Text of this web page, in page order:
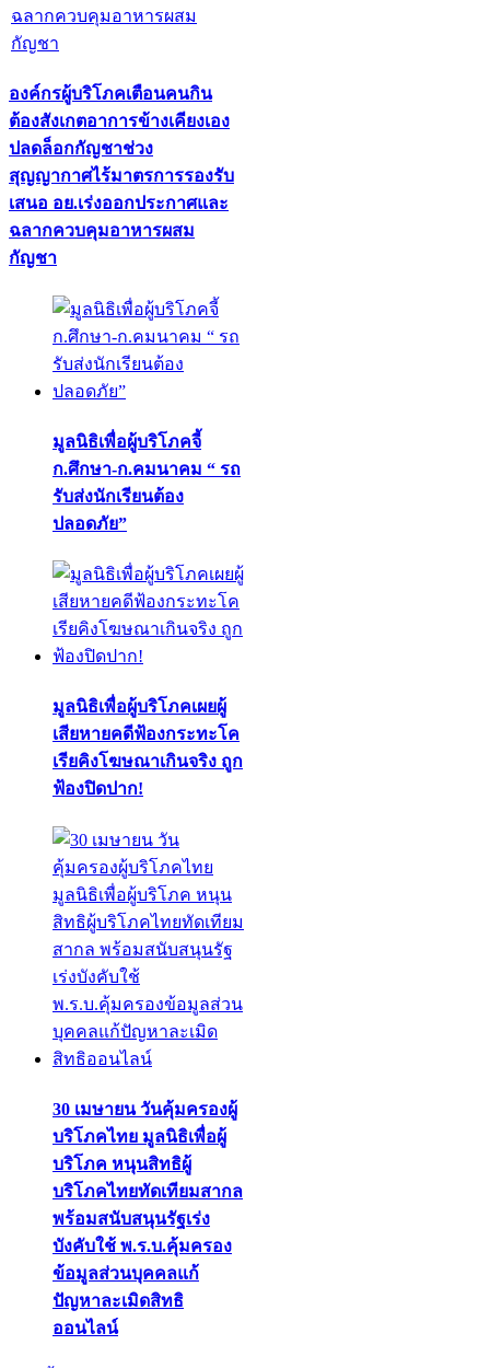
องค์กรผู้บริโภคเตือนคนกิน
ต้องสังเกตอาการข้างเคียงเอง
ปลดล็อกกัญชาช่วง
สุญญากาศไร้มาตรการรองรับ
เสนอ อย.เร่งออกประกาศและ
ฉลากควบคุมอาหารผสม
กัญชา
มูลนิธิเพื่อผู้บริโภคจี้
ก.ศึกษา-ก.คมนาคม “ รถ
รับส่งนักเรียนต้อง
ปลอดภัย”
มูลนิธิเพื่อผู้บริโภคเผยผู้
เสียหายคดีฟ้องกระทะโค
เรียคิงโฆษณาเกินจริง ถูก
ฟ้องปิดปาก!
30 เมษายน วันคุ้มครองผู้
บริโภคไทย มูลนิธิเพื่อผู้
บริโภค หนุนสิทธิผู้
บริโภคไทยทัดเทียมสากล
พร้อมสนับสนุนรัฐเร่ง
บังคับใช้ พ.ร.บ.คุ้มครอง
ข้อมูลส่วนบุคคลแก้
ปัญหาละเมิดสิทธิ
ออนไลน์